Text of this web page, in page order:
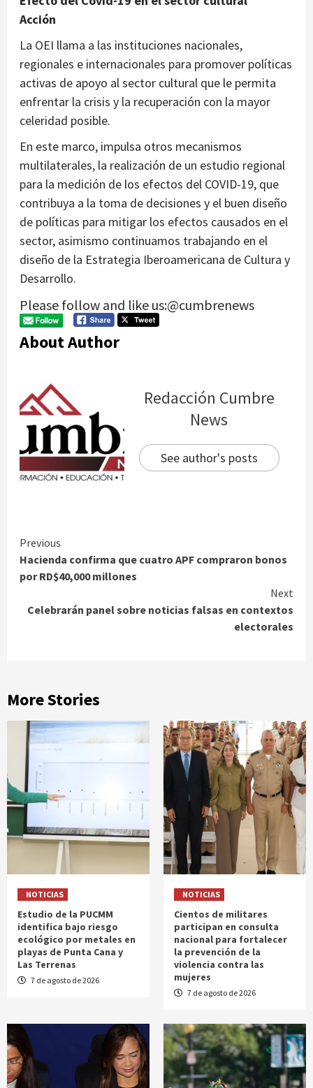
Acción
La OEI llama a las instituciones nacionales,
regionales e internacionales para promover políticas
activas de apoyo al sector cultural que le permita
enfrentar la crisis y la recuperación con la mayor
celeridad posible.
En este marco, impulsa otros mecanismos
multilaterales, la realización de un estudio regional
para la medición de los efectos del COVID-19, que
contribuya a la toma de decisiones y el buen diseño
de políticas para mitigar los efectos causados en el
sector, asimismo continuamos trabajando en el
diseño de la Estrategia Iberoamericana de Cultura y
Desarrollo.
Please follow and like us:@cumbrenews
About Author
Redacción Cumbre
News
See author's posts
Continue
Reading
Previous
Hacienda confirma que cuatro APF compraron bonos
por RD$40,000 millones
Next
Celebrarán panel sobre noticias falsas en contextos
electorales
More Stories
NOTICIAS
Estudio de la PUCMM
identifica bajo riesgo
ecológico por metales en
playas de Punta Cana y
Las Terrenas
7 de agosto de 2026
NOTICIAS
Cientos de militares
participan en consulta
nacional para fortalecer
la prevención de la
violencia contra las
mujeres
7 de agosto de 2026